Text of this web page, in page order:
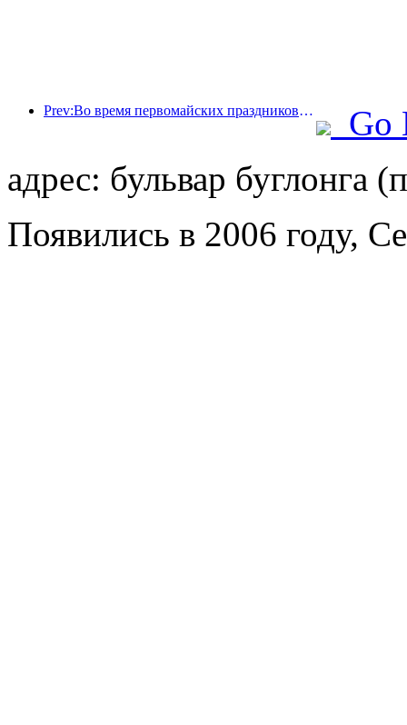
Prev:Во время первомайских праздников по железной дороге в дельте реки Янцзы было перевезено более 21,38 миллиона пассажиров.
Go
адрес: бульвар буглонга
Появились в 2006 году,